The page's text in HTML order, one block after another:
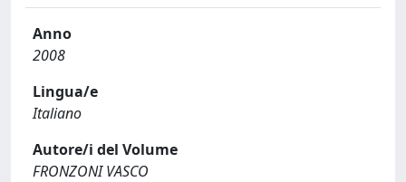
Anno
2008
Lingua/e
Italiano
Autore/i del Volume
FRONZONI VASCO